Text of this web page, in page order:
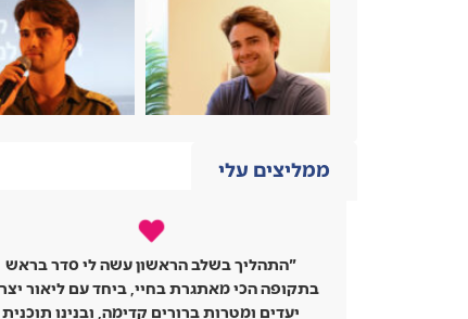
ממליצים עלי
"יצאתי פעם ראשונה לעולם האזרחי אחרי עשר
שנים, ליאור עזר לי, מיקד אותי, המון
מהמחסומים, האתגרים והקשיים צפו והצלחנו